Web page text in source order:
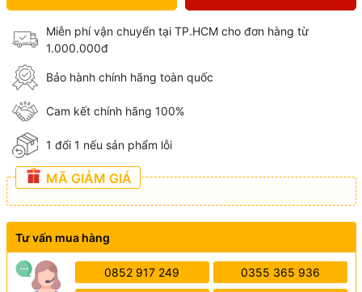
Miễn phí vận chuyển tại TP.HCM cho đơn hàng từ
1.000.000đ
Bảo hành chính hãng toàn quốc
Cam kết chính hãng 100%
1 đổi 1 nếu sản phẩm lỗi
MÃ GIẢM GIÁ
Tư vấn mua hàng
0852 917 249 0355 365 936